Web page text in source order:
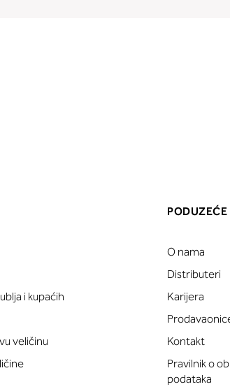
i kupaćih
veličinu
PODUZEĆE
O nama
Distributeri
Karijera
Kontakt
Pravilnik o
podataka